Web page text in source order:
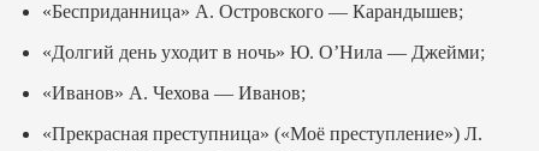
«Бесприданница» А. Островского — Карандышев;
«Долгий день уходит в ночь» Ю. О’Нила — Джейми;
«Иванов» А. Чехова — Иванов;
«Прекрасная преступница» («Моё преступление») Л.